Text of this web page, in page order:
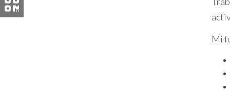
Caso de Estudio 3: Estrategia a
un obstáculo, los consideraron parte
inquilinos a precios más altos tras
Mi